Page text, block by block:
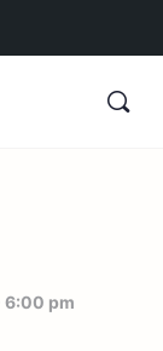
6:00 pm